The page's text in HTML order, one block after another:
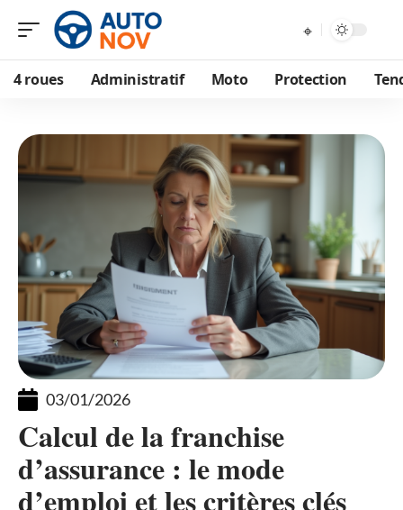
4 roues Administratif Moto Protection
03/01/2026
Calcul de la franchise
d’assurance : le mode
d’emploi et les critères clés